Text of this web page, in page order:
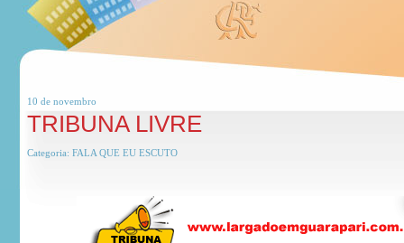
10 de novembro
TRIBUNA LIVRE
Categoria: FALA QUE EU ESCUTO